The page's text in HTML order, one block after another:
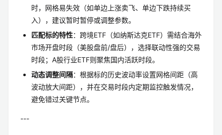
时，网格易失效（如单边上涨卖飞、单边下跌持续买
入），建议暂时暂停或调整参数。
匹配标的特性：跨境ETF（如纳斯达克ETF）需结合海外
市场开盘时段（美股盘前/盘后），选择联动性强的交易
时段；A股行业ETF则聚焦国内活跃时段。
动态调整间隔：根据标的历史波动率设置网格间距（高
波动放大间距），并在交易时段内定期监控触发情况，
避免错过关键节点。
---